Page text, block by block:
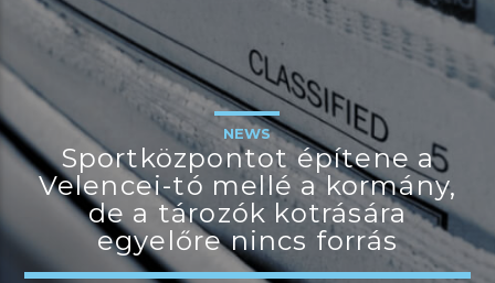
MOST ADÁSBAN
Title
Artist
JELENLEGI MŰSOR
MANNA WORLD
00:00 07:00
NEWS
Sportközpontot építene a
Velencei-tó mellé a kormány,
de a tározók kotrására
egyelőre nincs forrás